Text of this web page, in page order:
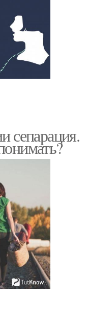
сепарация.